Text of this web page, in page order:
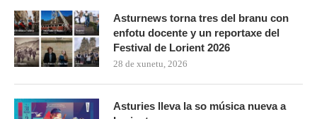
Asturnews torna tres del branu con
enfotu docente y un reportaxe del
Festival de Lorient 2026
28 de xunetu, 2026
Asturies lleva la so música nueva a